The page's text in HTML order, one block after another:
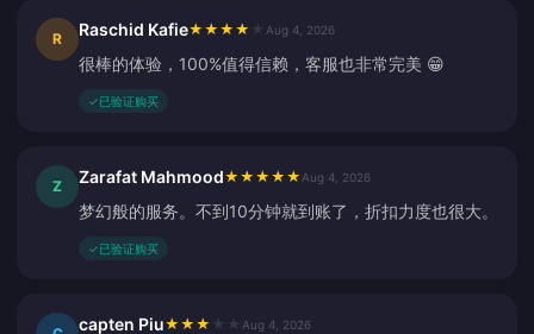
R Raschid Kafie★ ★ ★ ★ Aug 4, 2026
很棒的体验，100%值得信赖，客服也非常完美 😁
✓已验证购买
Z Zarafat Mahmood★ ★ ★ ★ ★ Aug 4, 2026
梦幻般的服务。不到10分钟就到账了，折扣力度也很大。
✓已验证购买
capten Piu★ ★ ★ Aug 4, 2026